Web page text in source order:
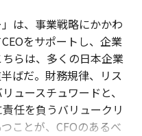
は、事業戦略にかかわ
をサポートし、企業
らは、多くの日本企業
ばだ。財務規律、リス
ュースチュワードと、
任を負うバリュークリ
ことが、CFOのあるべ